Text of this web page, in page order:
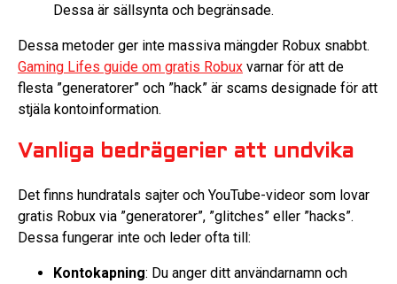
Dessa är sällsynta och begränsade.
Dessa metoder ger inte massiva mängder Robux snabbt.
Gaming Lifes guide om gratis Robux varnar för att de
flesta ”generatorer” och ”hack” är scams designade för att
stjäla kontoinformation.
Vanliga bedrägerier att undvika
Det finns hundratals sajter och YouTube-videor som lovar
gratis Robux via ”generatorer”, ”glitches” eller ”hacks”.
Dessa fungerar inte och leder ofta till:
Kontokapning: Du anger ditt användarnamn och